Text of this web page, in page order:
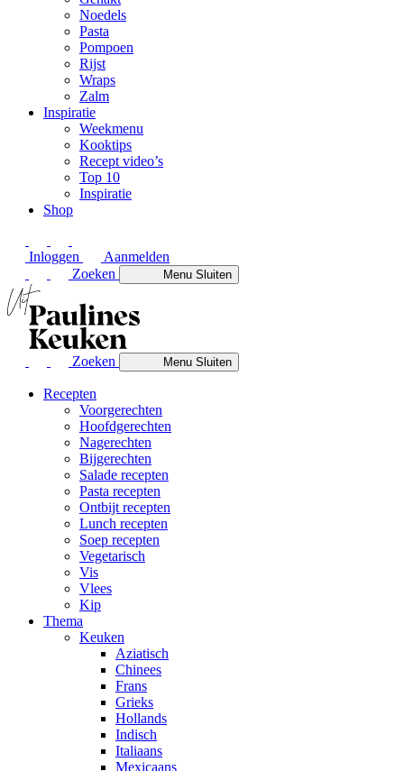
Noedels
Pasta
Pompoen
Rijst
Wraps
Zalm
Inspiratie
Weekmenu
Kooktips
Recept video’s
Top 10
Inspiratie
Shop
Inloggen
Aanmelden
Zoeken
MenuSluiten
Zoeken MenuSluiten
Recepten
Voorgerechten
Hoofdgerechten
Nagerechten
Bijgerechten
Salade recepten
Pasta recepten
Ontbijt recepten
Lunch recepten
Soep recepten
Vegetarisch
Vis
Vlees
Kip
Thema
Keuken
Aziatisch
Chinees
Frans
Grieks
Hollands
Indisch
Italiaans
Mexicaans